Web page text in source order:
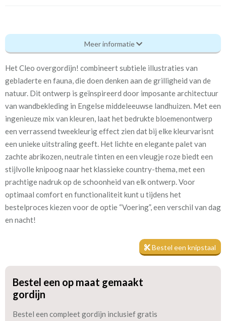
Pt_8823-518 Cleo cornflower
Eigenschappen gordijnstof
Artikelnummer
cornflower
Patroon: 68 cm
Stofbreedte: 137 cm
Mate van verduistering:
Geen (voering optioneel
tijdens bestelproces)
Meestal eerder, maar houd
rekening met
circa 2-3 weken
Een voering zorgt niet alleen voor extra isolatie en
verduistering, maar houdt ook de kou in de winter buiten en de
Meer informatie
Het Cleo overgordijn! combineert subtiele illustraties van
gebladerte en fauna, die doen denken aan de grilligheid van de
natuur. Dit ontwerp is geïnspireerd door imposante architectuur
van wandbekleding in Engelse middeleeuwse landhuizen. Met een
ingenieuze mix van kleuren, laat het bedrukte bloemenontwerp
een verrassend tweekleurig effect zien dat bij elke kleurvarisnt
een unieke uitstraling geeft. Het lichte en elegante palet van
zachte abrikozen, neutrale tinten en een vleugje roze biedt een
stijlvolle knipoog naar het klassieke country-thema, met een
prachtige nadruk op de schoonheid van elk ontwerp. Voor
optimaal comfort en functionaliteit kunt u tijdens het
bestelproces kiezen voor de optie “Voering”, een verschil van dag
en nacht!
Bestel een knipstaal
Bestel een op maat gemaakt
gordijn
Bestel een compleet gordijn inclusief gratis